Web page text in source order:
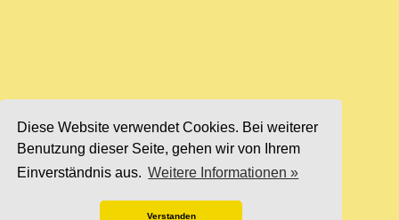
Diese Website verwendet Cookies. Bei weiterer
Benutzung dieser Seite, gehen wir von Ihrem
Einverständnis aus. Weitere Informationen »
Verstanden